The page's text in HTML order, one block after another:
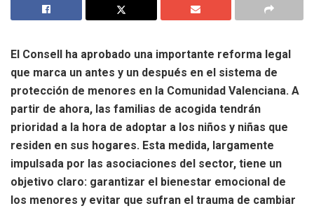
El Consell ha aprobado una importante reforma legal
que marca un antes y un después en el sistema de
protección de menores en la Comunidad Valenciana. A
partir de ahora, las familias de acogida tendrán
prioridad a la hora de adoptar a los niños y niñas que
residen en sus hogares. Esta medida, largamente
impulsada por las asociaciones del sector, tiene un
objetivo claro: garantizar el bienestar emocional de
los menores y evitar que sufran el trauma de cambiar